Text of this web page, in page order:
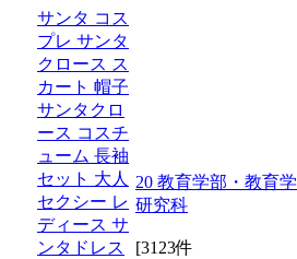
サンタ コス
プレ サンタ
クロース ス
カート 帽子
サンタクロ
ース コスチ
ューム 長袖
セット 大人
セクシー レ
ディース サ
ンタドレス
20 教育学部・教育学
研究科
[3123件